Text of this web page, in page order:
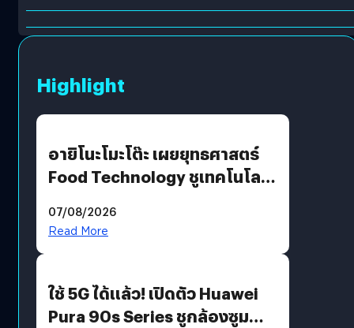
Highlight
อายิโนะโมะโต๊ะ เผยยุทธศาสตร์
Food Technology ชูเทคโนโลยี
บริโภคและ B2B
07/08/2026
Read More
ใช้ 5G ได้แล้ว! เปิดตัว Huawei
Pura 90s Series ชูกล้องซูม